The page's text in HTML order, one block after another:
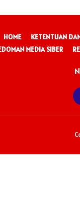
HOME KETENTUAN
MEDIA SIBER